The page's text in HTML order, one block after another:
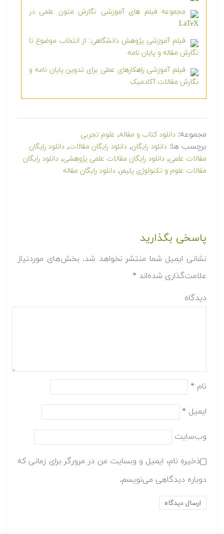
مجموعه فیلم های آموزشی نگارش متون علمی در
LaTeX
فیلم آموزشی پژوهش دانشگاهی: از انتخاب موضوع تا
نگارش مقاله و پایان نامه
فیلم آموزشی راهکارهای عملی برای تدوین پایان نامه و
نگارش مقالات آکادمیک
مجموعه: دانلود کتاب و مقاله, علوم تجربی
برچسب ها: دانلود رایگان, دانلود رایگان مقالات, دانلود رایگان
مقالات علمی, دانلود رایگان مقالات علمی پژوهشی, دانلود رایگان
مقالات علوم و تکنولوژی پلیمر, دانلود رایگان مقاله
پاسخی بگذارید
نشانی ایمیل شما منتشر نخواهد شد. بخش‌های موردنیاز
علامت‌گذاری شده‌اند *
دیدگاه
نام *
ایمیل *
وب‌سایت
ذخیره نام، ایمیل و وبسایت من در مرورگر برای زمانی که
دوباره دیدگاهی می‌نویسم.